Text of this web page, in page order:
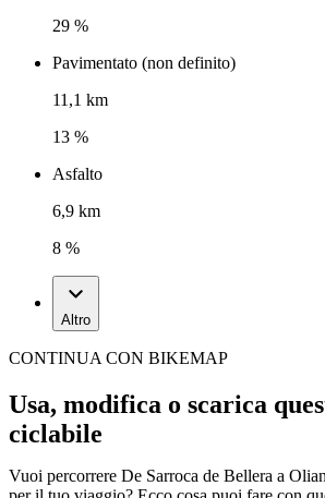
29 %
Pavimentato (non definito)
11,1 km
13 %
Asfalto
6,9 km
8 %
Altro
CONTINUA CON BIKEMAP
Usa, modifica o scarica
ciclabile
Vuoi percorrere De Sarroca de Bellera a